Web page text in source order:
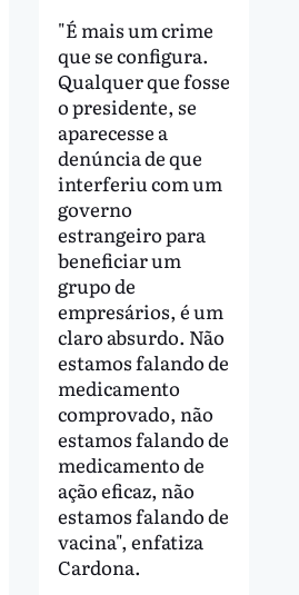
"É mais um crime
que se configura.
Qualquer que fosse
o presidente, se
aparecesse a
denúncia de que
interferiu com um
governo
estrangeiro para
beneficiar um
grupo de
empresários, é um
claro absurdo. Não
estamos falando de
medicamento
comprovado, não
estamos falando de
medicamento de
ação eficaz, não
estamos falando de
vacina", enfatiza
Cardona.